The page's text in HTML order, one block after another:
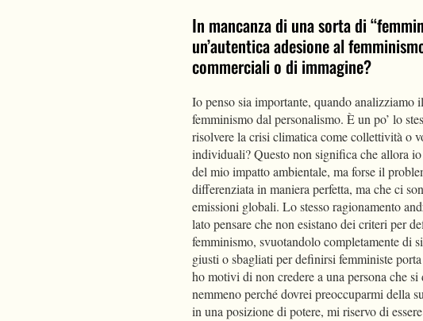
In mancanza di una sorta di
un’autentica adesione al
commerciali o di immagine?
Io penso sia importante, quando analizziamo
femminismo dal personalismo. È un po’ lo
risolvere la crisi climatica come collettività o
individuali? Questo non significa che allora
del mio impatto ambientale, ma forse il
differenziata in maniera perfetta, ma che ci
emissioni globali. Lo stesso ragionamento
lato pensare che non esistano dei criteri per
femminismo, svuotandolo completamente di
giusti o sbagliati per definirsi femministe
ho motivi di non credere a una persona che
nemmeno perché dovrei preoccuparmi della
in una posizione di potere, mi riservo di